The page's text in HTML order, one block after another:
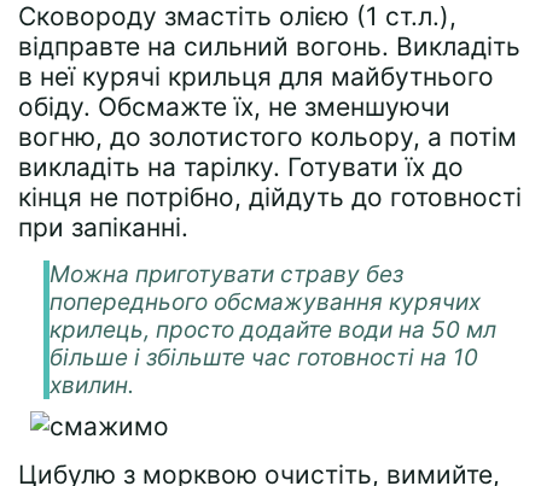
Сковороду змастіть олією (1 ст.л.),
відправте на сильний вогонь. Викладіть
в неї курячі крильця для майбутнього
обіду. Обсмажте їх, не зменшуючи
вогню, до золотистого кольору, а потім
викладіть на тарілку. Готувати їх до
кінця не потрібно, дійдуть до готовності
при запіканні.
Можна приготувати страву без
попереднього обсмажування курячих
крилець, просто додайте води на 50 мл
більше і збільште час готовності на 10
хвилин.
Цибулю з морквою очистіть, вимийте,